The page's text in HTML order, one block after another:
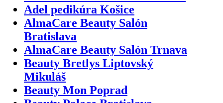
Adel pedikúra Košice
AlmaCare Beauty Salón
Bratislava
AlmaCare Beauty Salón Trnava
Beauty Bretlys Liptovský
Mikuláš
Beauty Mon Poprad